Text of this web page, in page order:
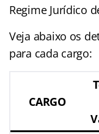
Regime Jurídico
Veja abaixo os
para cada cargo:
CARGO